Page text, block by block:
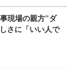
疲れない テレ
ロッキング機
ね上げ式アーム
高反発クッシ
充電
型犬用 26枚入
現場の親方”ダ
さに「いい人で